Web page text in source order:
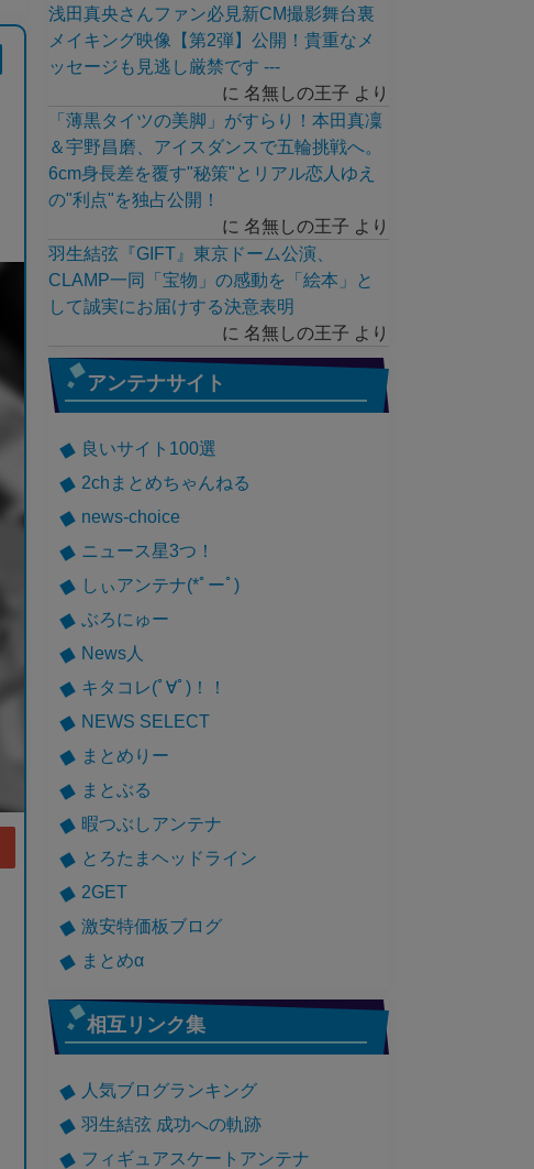
浅田真央さんファン必見新CM撮影舞台裏
メイキング映像【第2弾】公開！貴重なメ
ッセージも見逃し厳禁です ---
に 名無しの王子 より
「薄黒タイツの美脚」がすらり！本田真凜
＆宇野昌磨、アイスダンスで五輪挑戦へ。
6cm身長差を覆す"秘策"とリアル恋人ゆえ
の"利点"を独占公開！
に 名無しの王子 より
羽生結弦『GIFT』東京ドーム公演、
CLAMP一同「宝物」の感動を「絵本」と
して誠実にお届けする決意表明
に 名無しの王子 より
アンテナサイト
良いサイト100選
2chまとめちゃんねる
news-choice
ニュース星3つ！
しぃアンテナ(*ﾟーﾟ)
ぶろにゅー
News人
キタコレ(ﾟ∀ﾟ)！！
NEWS SELECT
まとめりー
まとぶる
暇つぶしアンテナ
とろたまヘッドライン
2GET
激安特価板ブログ
まとめα
相互リンク集
人気ブログランキング
羽生結弦 成功への軌跡
フィギュアスケートアンテナ